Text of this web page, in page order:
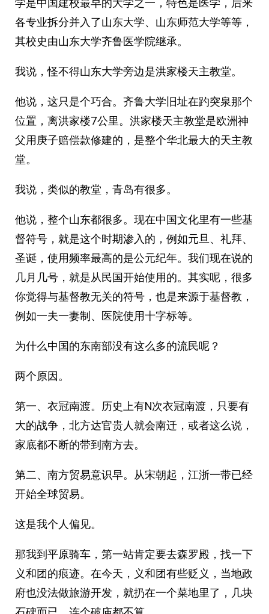
各专业拆分并入了山东大学、山东师范大学等等，
其校史由山东大学齐鲁医学院继承。
我说，怪不得山东大学旁边是洪家楼天主教堂。
他说，这只是个巧合。齐鲁大学旧址在趵突泉那个
位置，离洪家楼7公里。洪家楼天主教堂是欧洲神
父用庚子赔偿款修建的，是整个华北最大的天主教
堂。
我说，类似的教堂，青岛有很多。
他说，整个山东都很多。现在中国文化里有一些基
督符号，就是这个时期渗入的，例如元旦、礼拜、
圣诞，使用频率最高的是公元纪年。我们现在说的
几月几号，就是从民国开始使用的。其实呢，很多
你觉得与基督教无关的符号，也是来源于基督教，
例如一夫一妻制、医院使用十字标等。
为什么中国的东南部没有这么多的流民呢？
两个原因。
第一、衣冠南渡。历史上有N次衣冠南渡，只要有
大的战争，北方达官贵人就会南迁，或者这么说，
家底都不断的带到南方去。
第二、南方贸易意识早。从宋朝起，江浙一带已经
开始全球贸易。
这是我个人偏见。
那我到平原骑车，第一站肯定要去森罗殿，找一下
义和团的痕迹。在今天，义和团有些贬义，当地政
府也没法做旅游开发，就扔在一个菜地里了，几块